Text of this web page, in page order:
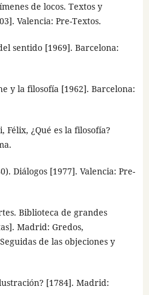
de locos. Textos y
Valencia: Pre-Textos.
sentido [1969]. Barcelona:
y la filosofía [1962]. Barcelona:
Félix, ¿Qué es la filosofía?
Diálogos [1977]. Valencia: Pre-
Biblioteca de grandes
Madrid: Gredos,
de las objeciones y
[1784]. Madrid: